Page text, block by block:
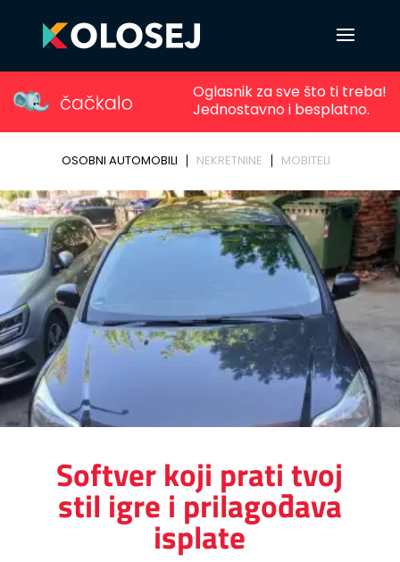
Softver koji prati tvoj
stil igre i prilagođava
isplate